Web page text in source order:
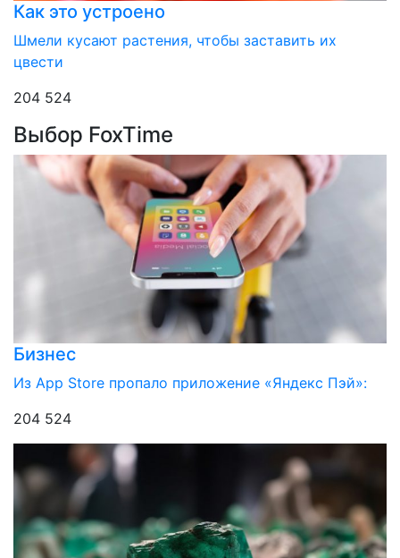
Как это устроено
Шмели кусают растения, чтобы заставить их
цвести
204 524
Выбор FoxTime
Бизнес
Из App Store пропало приложение «Яндекс Пэй»:
204 524